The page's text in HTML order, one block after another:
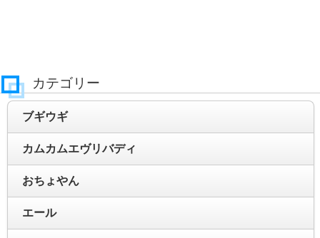
カテゴリー
ブギウギ
カムカムエヴリバディ
おちょやん
エール